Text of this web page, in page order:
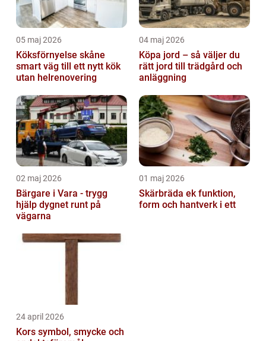
05 maj 2026
Köksförnyelse skåne
smart väg till ett nytt kök
utan helrenovering
04 maj 2026
Köpa jord – så väljer du
rätt jord till trädgård och
anläggning
02 maj 2026
Bärgare i Vara - trygg
hjälp dygnet runt på
vägarna
01 maj 2026
Skärbräda ek funktion,
form och hantverk i ett
24 april 2026
Kors symbol, smycke och